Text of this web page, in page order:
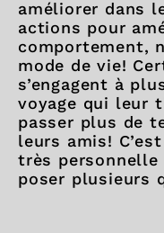
améliorer dans
actions pour
comportement,
mode de vie!
s’engagent à
voyage qui leur
passer plus de
leurs amis!
très personnelle
poser plusieurs